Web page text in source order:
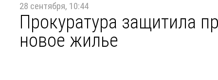
28 сентября, 10:44
Прокуратура защитила
новое жилье